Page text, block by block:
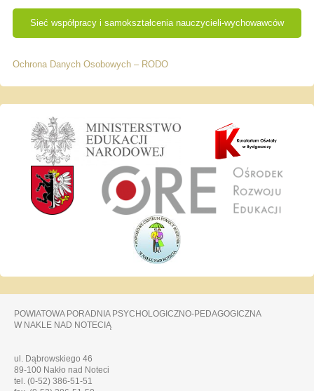
Sieć współpracy i samokształcenia nauczycieli-wychowawców
Ochrona Danych Osobowych – RODO
POWIATOWA PORADNIA PSYCHOLOGICZNO-PEDAGOGICZNA
W NAKLE NAD NOTECIĄ
ul. Dąbrowskiego 46
89-100 Nakło nad Noteci
tel. (0-52) 386-51-51